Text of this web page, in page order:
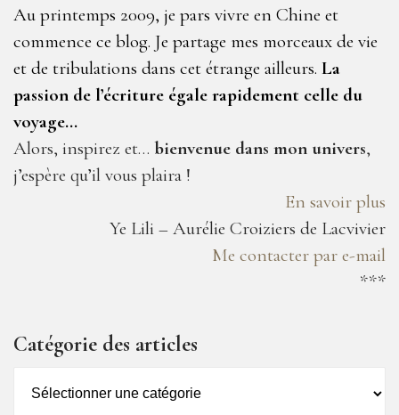
Au printemps 2009, je pars vivre en Chine et
commence ce blog. Je partage mes morceaux de vie
et de tribulations dans cet étrange ailleurs. La
passion de l’écriture égale rapidement celle du
voyage…
Alors, inspirez et… bienvenue dans mon univers,
j’espère qu’il vous plaira !
En savoir plus
Ye Lili – Aurélie Croiziers de Lacvivier
Me contacter par e-mail
***
Catégorie des articles
des